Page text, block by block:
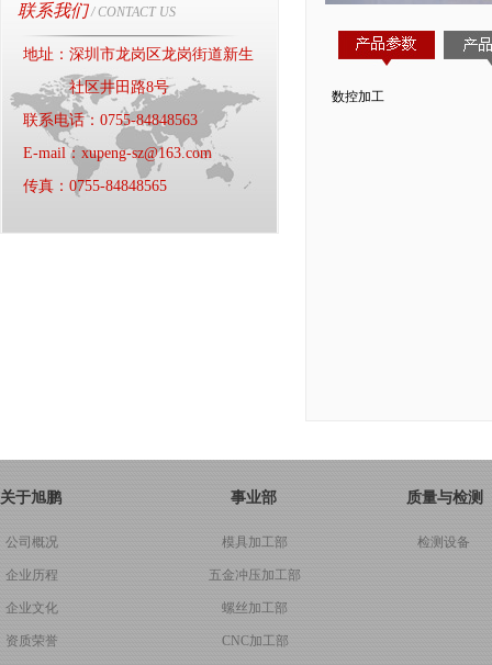
联系我们/ CONTACT US
地址：深圳市龙岗区龙岗街道新生
社区井田路8号
联系电话：0755-84848563
E-mail：xupeng-sz@163.com
传真：0755-84848565
数控加工
关于旭鹏
公司概况
企业历程
企业文化
资质荣誉
事业部
模具加工部
五金冲压加工部
螺丝加工部
CNC加工部
质量与检测
检测设备